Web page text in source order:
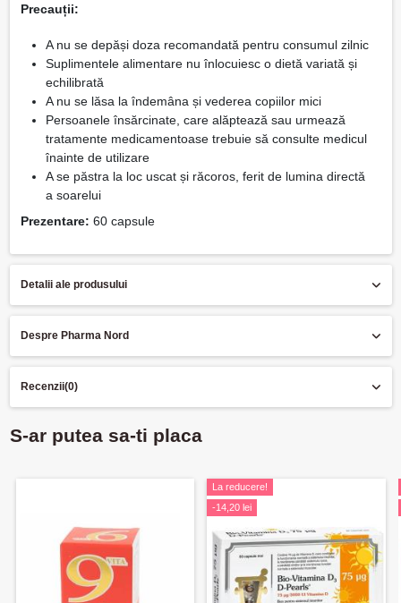
Precauții:
A nu se depăși doza recomandată pentru consumul zilnic
Suplimentele alimentare nu înlocuiesc o dietă variată și
echilibrată
A nu se lăsa la îndemâna și vederea copiilor mici
Persoanele însărcinate, care alăptează sau urmează
tratamente medicamentoase trebuie să consulte medicul
înainte de utilizare
A se păstra la loc uscat și răcoros, ferit de lumina directă
a soarelui
Prezentare: 60 capsule
Detalii ale produsului
Despre Pharma Nord
Recenzii(0)
S-ar putea sa-ti placa
La reducere!
-14,20 lei